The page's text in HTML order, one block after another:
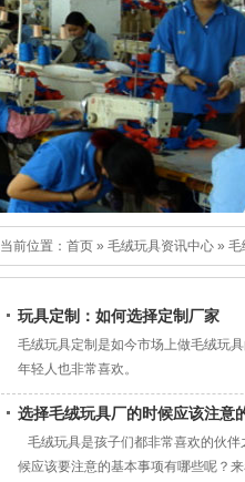
当前位置： 首页 » 毛绒玩具资讯中心 » 毛
玩具定制：如何选择定制厂家
毛绒玩具定制是如今市场上做毛绒玩
年轻人也非常喜欢。
选择毛绒玩具厂的时候应该注意
毛绒玩具是孩子们都非常喜欢的伙
候应该要注意的基本事项有哪些呢？